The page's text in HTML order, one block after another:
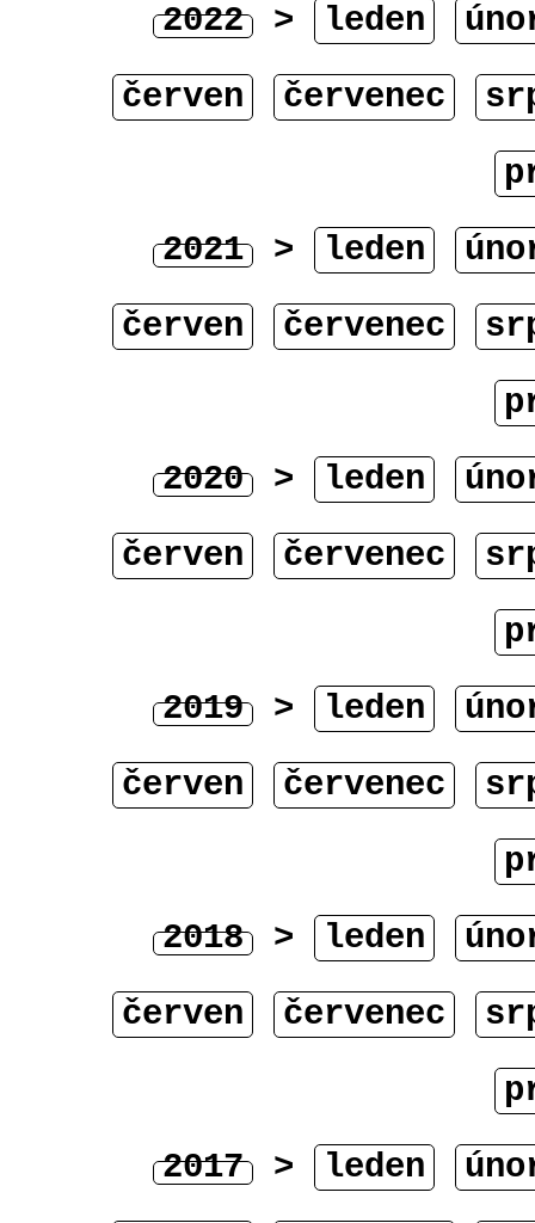
2022 > leden
červen
červenec
2021 > leden
červen
červenec
2020 > leden
červen
červenec
2019 > leden
červen
červenec
2018 > leden
červen
červenec
2017 > leden